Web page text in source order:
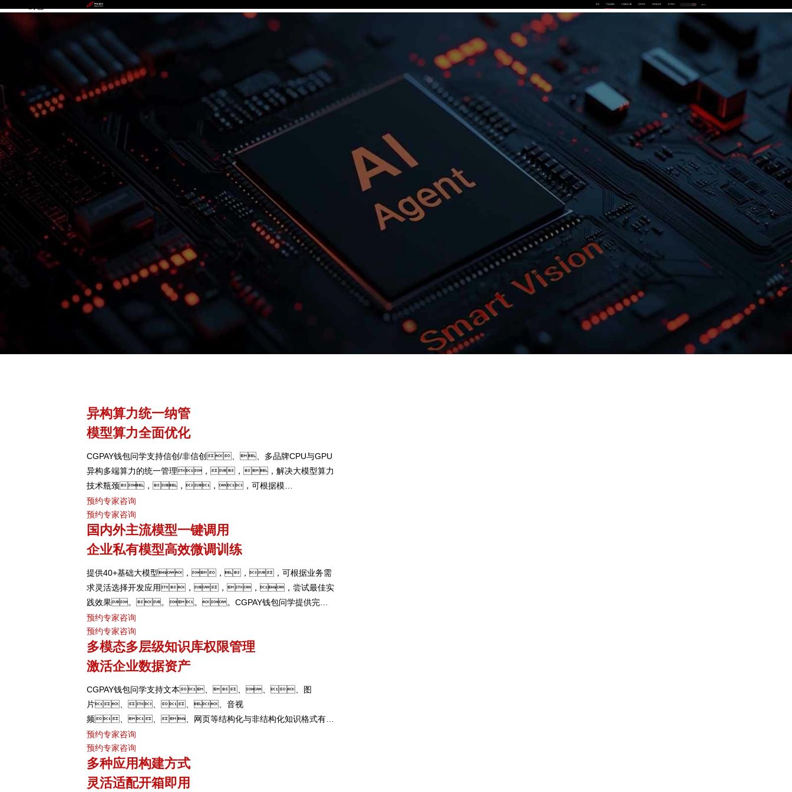
首页 产品及服务 行业解决方案 合作伙伴 投资者关系 关于我们 中EN
异构算力统一纳管
模型算力全面优化
CGPAY钱包问学支持信创/非信创、、多品牌CPU与GPU
异构多端算力的统一管理，，，解决大模型算力
技术瓶颈，，，，可根据模
型、、、芯片类型，，弹性调
度，，，提高关键核心算力GPU使用效
率。。。。
预约专家咨询
预约专家咨询
国内外主流模型一键调用
企业私有模型高效微调训练
提供40+基础大模型，，，，可根据业务需
求灵活选择开发应用，，，，尝试最佳实
践效果。。。。CGPAY钱包问学提供完整
私有模型微调训练工具集，，，，帮助企业
定制专属大模型，，，，解决模型应用准
确率低的问题。。。
预约专家咨询
预约专家咨询
多模态多层级知识库权限管理
激活企业数据资产
CGPAY钱包问学支持文本、、、、图
片、、、、音视
频、、、网页等结构化与非结构化知识格式有效
整合，， 可结合访问权限进行管理控
制，，保障数据安全，，，，
打造企业级私域知识库。。。
预约专家咨询
预约专家咨询
多种应用构建方式
灵活适配开箱即用